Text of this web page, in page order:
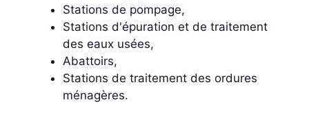
Stations de pompage,
Stations d'épuration et de traitement
des eaux usées,
Abattoirs,
Stations de traitement des ordures
ménagères.